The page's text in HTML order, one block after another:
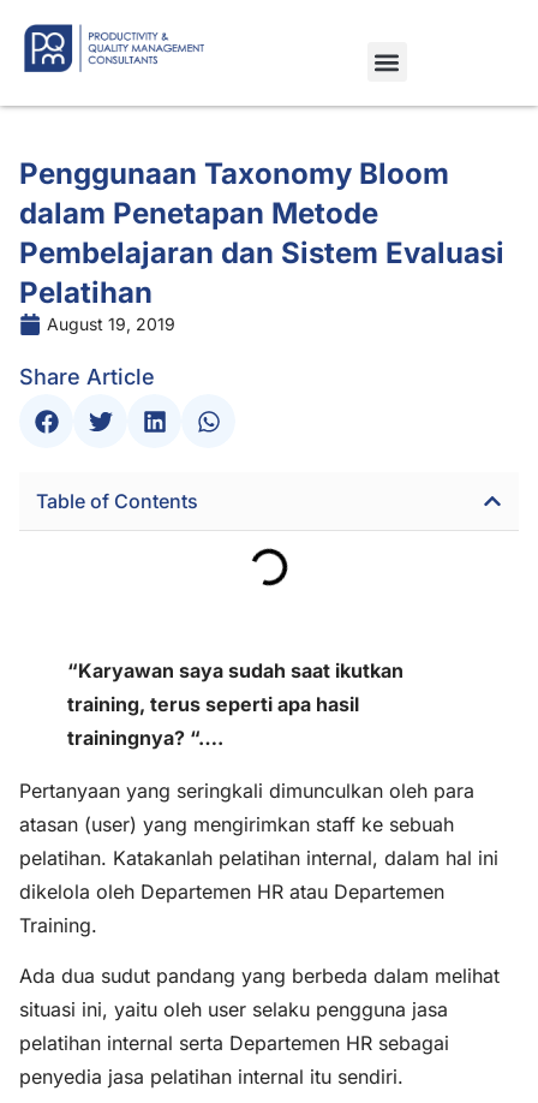
Penggunaan Taxonomy Bloom
dalam Penetapan Metode
Pembelajaran dan Sistem Evaluasi
Pelatihan
August 19, 2019
Share Article
Table of Contents
“Karyawan saya sudah saat ikutkan
training, terus seperti apa hasil
trainingnya? “….
Pertanyaan yang seringkali dimunculkan oleh para
atasan (user) yang mengirimkan staff ke sebuah
pelatihan. Katakanlah pelatihan internal, dalam hal ini
dikelola oleh Departemen HR atau Departemen
Training.
Ada dua sudut pandang yang berbeda dalam melihat
situasi ini, yaitu oleh user selaku pengguna jasa
pelatihan internal serta Departemen HR sebagai
penyedia jasa pelatihan internal itu sendiri.